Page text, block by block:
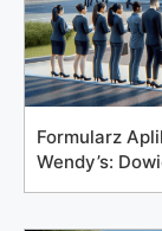
Formularz
Wendy’s: